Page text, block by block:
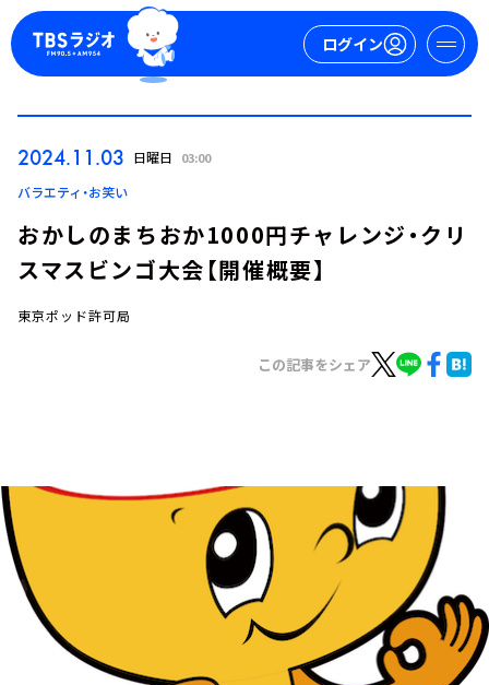
ログイン
ログイン
お知らせ
イベント・グッズ
2024.11.03 日曜日 03:00
バラエティ・お笑い
おかしのまちおか1000円チャレンジ・クリ
スマスビンゴ大会【開催概要】
東京ポッド許可局
この記事をシェア